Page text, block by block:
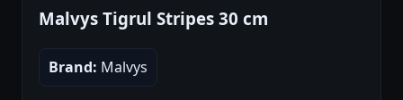
Malvys Tigrul Stripes 30 cm
Brand: Malvys